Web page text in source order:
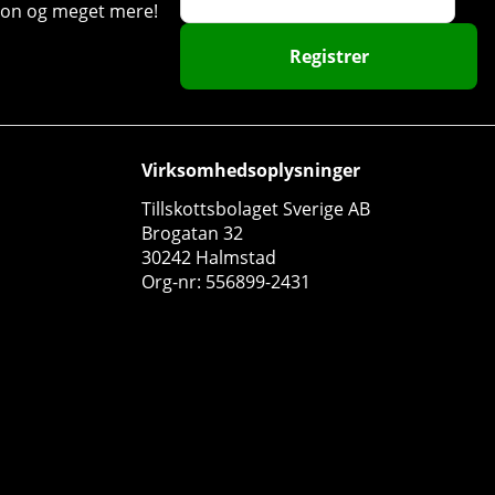
og meget mere!
Registrer
Virksomhedsoplysninger
Tillskottsbolaget Sverige AB
Brogatan 32
30242 Halmstad
Org-nr: 556899-2431